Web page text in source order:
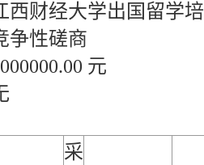
西财经大学出国留学
争性磋商
元
采